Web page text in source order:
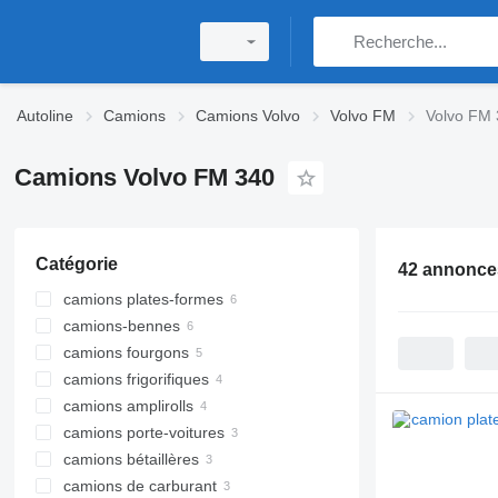
Autoline Camions Camions Volvo Volvo FM Volvo FM
Camions Volvo FM 340
Catégorie
camions plates-formes
camions-bennes
camions fourgons
camions frigorifiques
camions amplirolls
camions porte-voitures
camions bétaillères
camions de carburant
42